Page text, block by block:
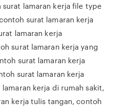
surat lamaran kerja file type
surat lamaran kerja
lamaran kerja
surat lamaran kerja yang
surat lamaran kerja
surat lamaran kerja
kerja di rumah sakit,
kerja tulis tangan, contoh